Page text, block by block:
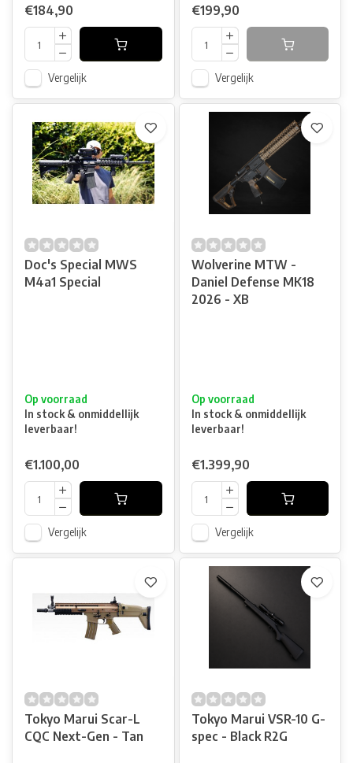
€184,90
Vergelijk
€199,90
Vergelijk
Doc's Special MWS
M4a1 Special
Op voorraad
In stock & onmiddellijk
leverbaar!
€1.100,00
Vergelijk
Wolverine MTW -
Daniel Defense MK18
2026 - XB
Op voorraad
In stock & onmiddellijk
leverbaar!
€1.399,90
Vergelijk
Tokyo Marui Scar-L
CQC Next-Gen - Tan
Tokyo Marui VSR-10 G-
spec - Black R2G